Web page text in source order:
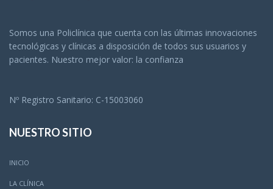
Somos una Policlínica que cuenta con las últimas innovaciones
tecnológicas y clínicas a disposición de todos sus usuarios y
pacientes. Nuestro mejor valor: la confianza
Nº Registro Sanitario: C-15003060
NUESTRO SITIO
INICIO
LA CLÍNICA